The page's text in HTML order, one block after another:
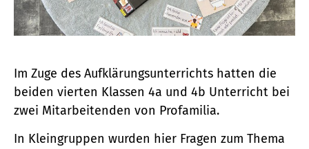
Im Zuge des Aufklärungsunterrichts hatten die
beiden vierten Klassen 4a und 4b Unterricht bei
zwei Mitarbeitenden von Profamilia.
In Kleingruppen wurden hier Fragen zum Thema